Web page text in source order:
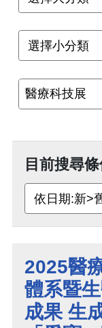
目前搜尋條
2025醫
體系暨
成果 生